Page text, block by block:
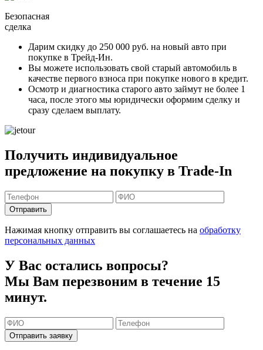
Безопасная
сделка
Дарим скидку до 250 000 руб. на новый авто при
покупке в Трейд-Ин.
Вы можете использовать свой старый автомобиль в
качестве первого взноса при покупке нового в кредит.
Осмотр и диагностика старого авто займут не более 1
часа, после этого мы юридически оформим сделку и
сразу сделаем выплату.
Получить индивидуальное
предложение на покупку в Trade-In
Отправить
Нажимая кнопку отправить вы соглашаетесь на обработку
персональных данных
У Вас остались вопросы?
Мы Вам перезвоним в течение 15
минут.
Отправить заявку